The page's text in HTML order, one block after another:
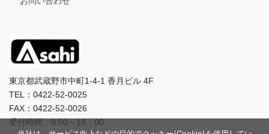
東京都武蔵野市中町1-4-1 香月ビル 4F
TEL：0422-52-0025
FAX：0422-52-0026
受付時間：9:00～18：00